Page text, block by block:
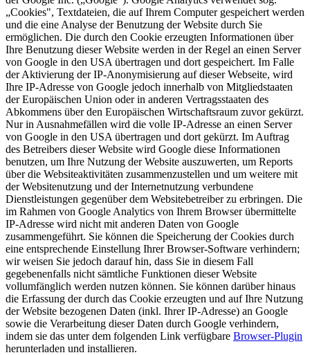
„Cookies", Textdateien, die auf Ihrem Computer gespeichert werden
und die eine Analyse der Benutzung der Website durch Sie
ermöglichen. Die durch den Cookie erzeugten Informationen über
Ihre Benutzung dieser Website werden in der Regel an einen Server
von Google in den USA übertragen und dort gespeichert. Im Falle
der Aktivierung der IP-Anonymisierung auf dieser Webseite, wird
Ihre IP-Adresse von Google jedoch innerhalb von Mitgliedstaaten
der Europäischen Union oder in anderen Vertragsstaaten des
Abkommens über den Europäischen Wirtschaftsraum zuvor gekürzt.
Nur in Ausnahmefällen wird die volle IP-Adresse an einen Server
von Google in den USA übertragen und dort gekürzt. Im Auftrag
des Betreibers dieser Website wird Google diese Informationen
benutzen, um Ihre Nutzung der Website auszuwerten, um Reports
über die Websiteaktivitäten zusammenzustellen und um weitere mit
der Websitenutzung und der Internetnutzung verbundene
Dienstleistungen gegenüber dem Websitebetreiber zu erbringen. Die
im Rahmen von Google Analytics von Ihrem Browser übermittelte
IP-Adresse wird nicht mit anderen Daten von Google
zusammengeführt. Sie können die Speicherung der Cookies durch
eine entsprechende Einstellung Ihrer Browser-Software verhindern;
wir weisen Sie jedoch darauf hin, dass Sie in diesem Fall
gegebenenfalls nicht sämtliche Funktionen dieser Website
vollumfänglich werden nutzen können. Sie können darüber hinaus
die Erfassung der durch das Cookie erzeugten und auf Ihre Nutzung
der Website bezogenen Daten (inkl. Ihrer IP-Adresse) an Google
sowie die Verarbeitung dieser Daten durch Google verhindern,
indem sie das unter dem folgenden Link verfügbare Browser-Plugin
herunterladen und installieren.